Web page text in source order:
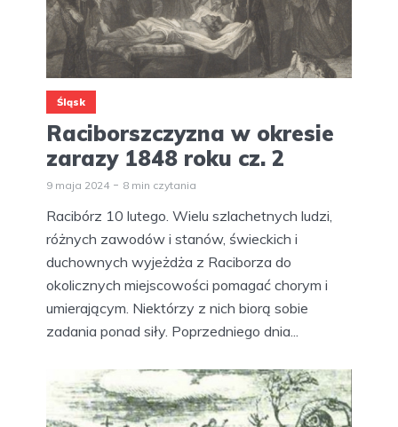
Śląsk
Raciborszczyzna w okresie
zarazy 1848 roku cz. 2
9 maja 2024 8 min czytania
Racibórz 10 lutego. Wielu szlachetnych ludzi,
różnych zawodów i stanów, świeckich i
duchownych wyjeżdża z Raciborza do
okolicznych miejscowości pomagać chorym i
umierającym. Niektórzy z nich biorą sobie
zadania ponad siły. Poprzedniego dnia...